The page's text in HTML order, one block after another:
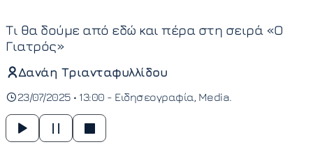
Τι θα δούμε από εδώ και πέρα στη σειρά «Ο
Γιατρός»
Δανάη Τριανταφυλλίδου
23/07/2025 • 13:00 - Ειδησεογραφία Media